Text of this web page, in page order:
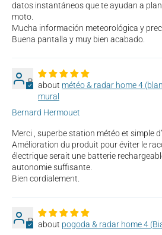
datos instantáneos que te ayudan a
moto.
Mucha información meteorológica y
Buena pantalla y muy bien acabado.
B
météo & radar home 4
mural
Bernard Hermouet
Merci , superbe station météo et simple
Amélioration du produit pour éviter le
électrique serait une batterie
autonomie suffisante.
Bien cordialement.
P
pogoda & radar home 4